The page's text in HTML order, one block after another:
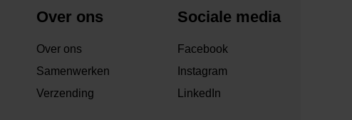
Over ons
Over ons
Samenwerken
Verzending
Sociale media
Facebook
Instagram
LinkedIn